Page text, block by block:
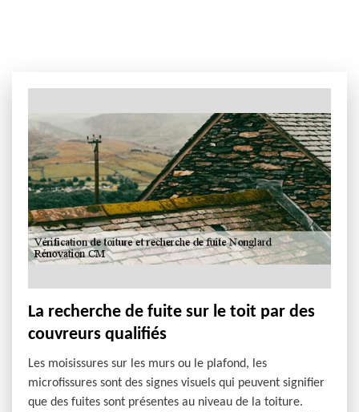
La recherche de fuite sur le toit par des
couvreurs qualifiés
Les moisissures sur les murs ou le plafond, les
microfissures sont des signes visuels qui peuvent signifier
que des fuites sont présentes au niveau de la toiture.